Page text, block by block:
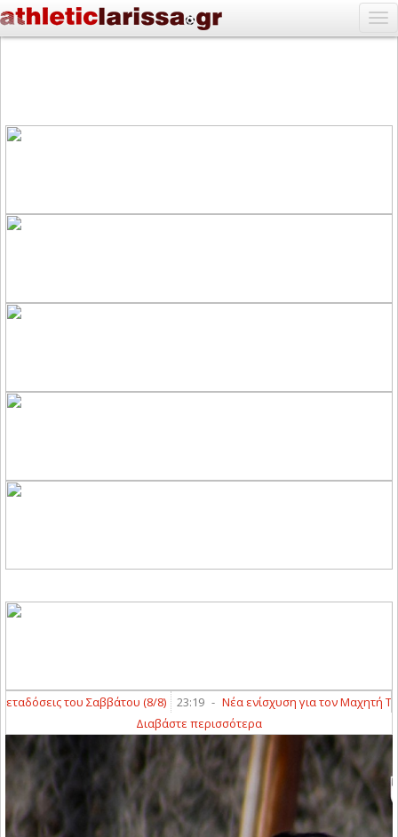
του Σαββάτου (8/8) 23:19 - Νέα ενίσχυση για τον Μαχητή
Διαβάστε περισσότερα